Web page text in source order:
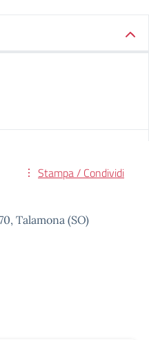
Stampa / Condividi
Talamona (SO)